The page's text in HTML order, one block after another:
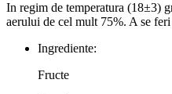
In regim de temperatura (18±3)
aerului de cel mult 75%. A se
Ingrediente:
Fructe